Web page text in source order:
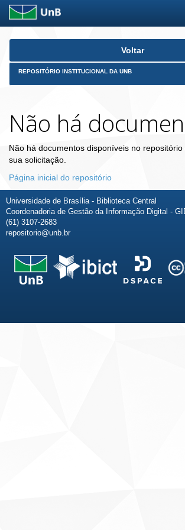
Skip
Voltar
REPOSITÓRIO INSTITUCIONAL DA UNB
Não há
Não há documentos disponíveis no
sua solicitação.
Página inicial do repositório
Universidade de Brasília - Biblioteca Central
Coordenadoria de Gestão da Informação Digital -
(61) 3107-2683
repositorio@unb.br